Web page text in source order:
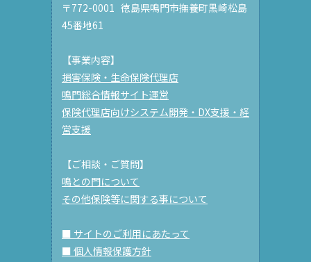
〒772-0001 徳島県鳴門市撫養町黒崎松島
45番地61
【事業内容】
損害保険・生命保険代理店
鳴門総合情報サイト運営
保険代理店向けシステム開発・DX支援・経
営支援
【ご相談・ご質問】
鳴との門について
その他保険等に関する事について
■ サイトのご利用にあたって
■ 個人情報保護方針